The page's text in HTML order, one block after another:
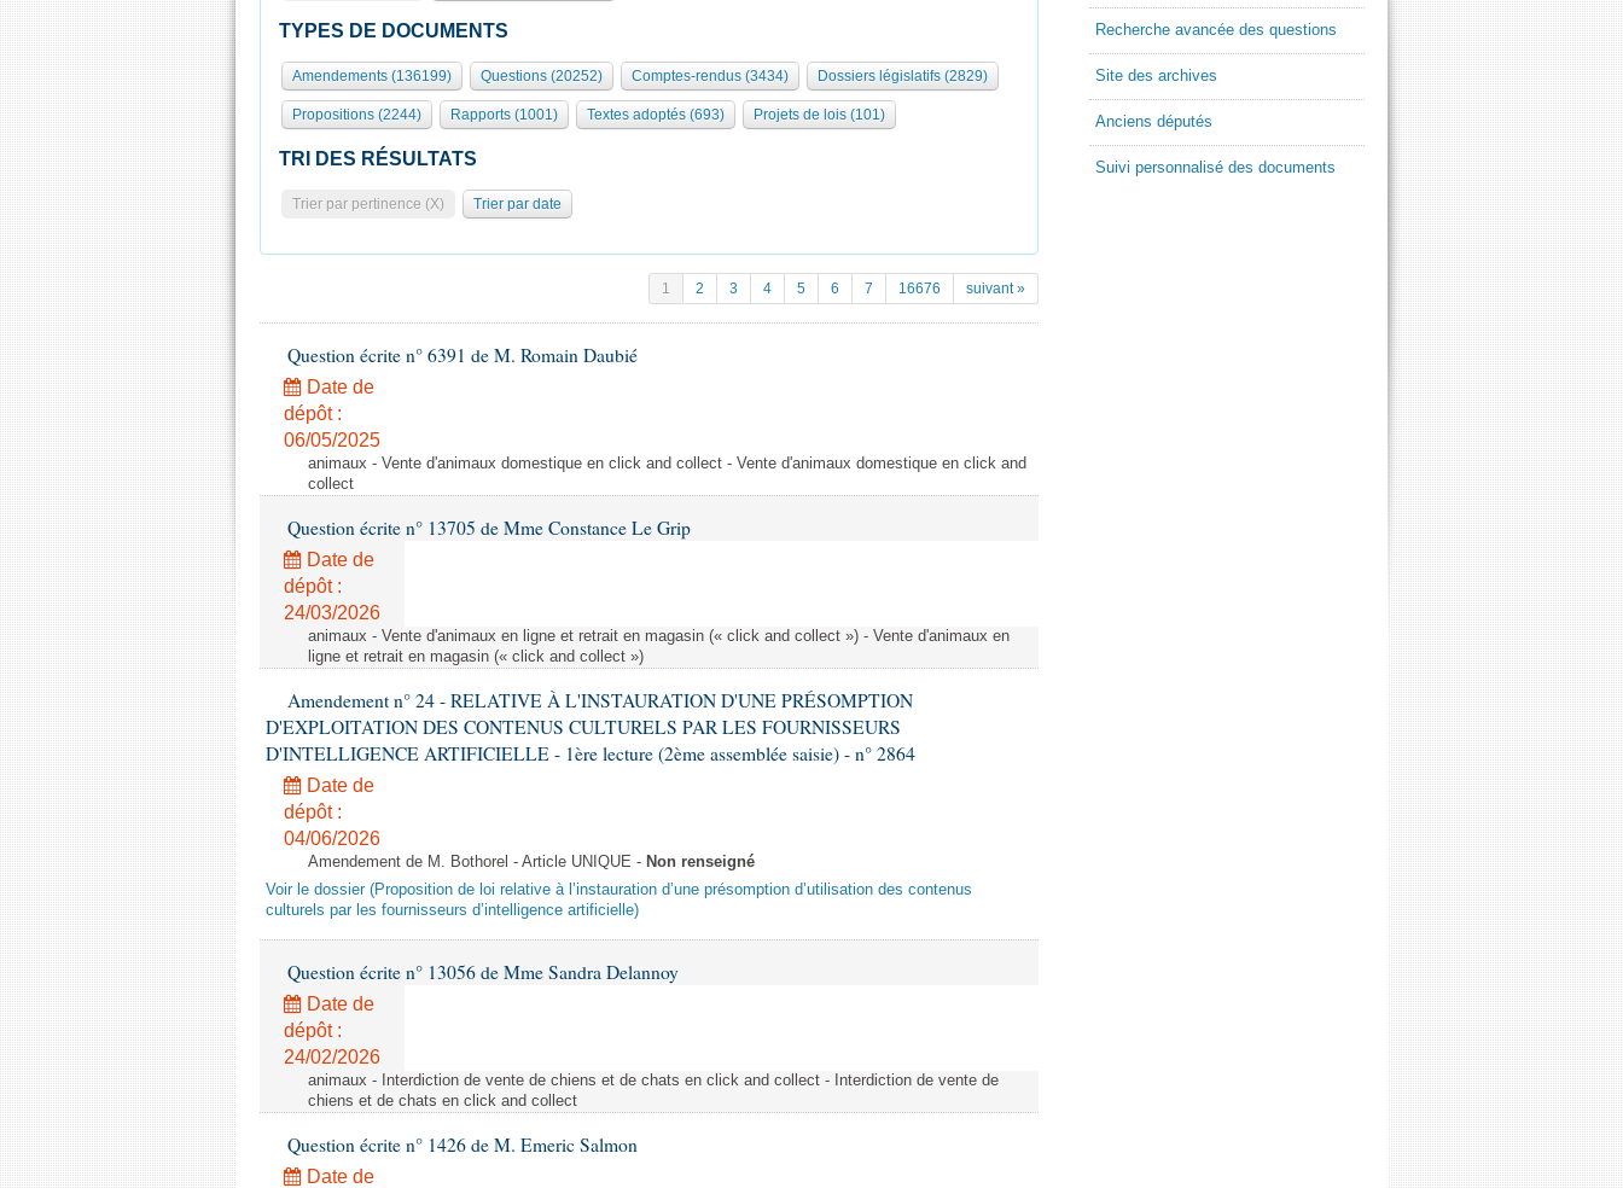
TYPES DE DOCUMENTS
Amendements (136199) Questions (20252) Comptes-rendus (3434) Dossiers législatifs (2829)
Propositions (2244) Rapports (1001) Textes adoptés (693) Projets de lois (101)
TRI DES RÉSULTATS
Trier par pertinence (X) Trier par date
1 2 3 4 5 6 7 16676 suivant »
Question écrite n° 6391 de M. Romain Daubié
Date de
dépôt :
06/05/2025
animaux - Vente d'animaux domestique en click and collect - Vente d'animaux domestique en click and
collect
Question écrite n° 13705 de Mme Constance Le Grip
Date de
dépôt :
24/03/2026
animaux - Vente d'animaux en ligne et retrait en magasin (« click and collect ») - Vente d'animaux en
ligne et retrait en magasin (« click and collect »)
Amendement n° 24 - RELATIVE À L'INSTAURATION D'UNE PRÉSOMPTION
D'EXPLOITATION DES CONTENUS CULTURELS PAR LES FOURNISSEURS
D'INTELLIGENCE ARTIFICIELLE - 1ère lecture (2ème assemblée saisie) - n° 2864
Date de
dépôt :
04/06/2026
Amendement de M. Bothorel - Article UNIQUE - Non renseigné
Voir le dossier (Proposition de loi relative à l’instauration d’une présomption d’utilisation des contenus
culturels par les fournisseurs d’intelligence artificielle)
Question écrite n° 13056 de Mme Sandra Delannoy
Date de
dépôt :
24/02/2026
animaux - Interdiction de vente de chiens et de chats en click and collect - Interdiction de vente de
chiens et de chats en click and collect
Question écrite n° 1426 de M. Emeric Salmon
Date de
Recherche avancée des questions
Site des archives
Anciens députés
Suivi personnalisé des documents